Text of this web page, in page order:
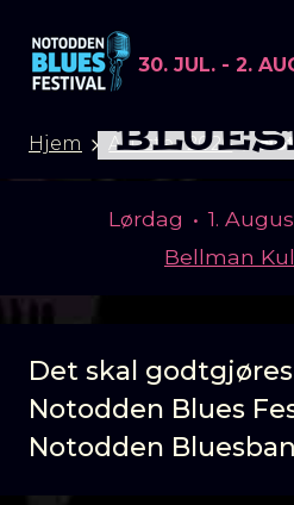
30. JUL. - 2.
Hjem Artister 2026
Lørdag • 1.
Bellman
Det skal
Notodden Blues
Notodden